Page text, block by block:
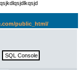
public_html/